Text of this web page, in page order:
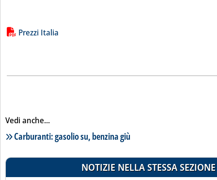
Lista allegati PDF alla notizia
Prezzi Italia
Vedi anche...
Lista notizie correlate
Carburanti: gasolio su, benzina giù
NOTIZIE NELLA STESSA SEZIONE